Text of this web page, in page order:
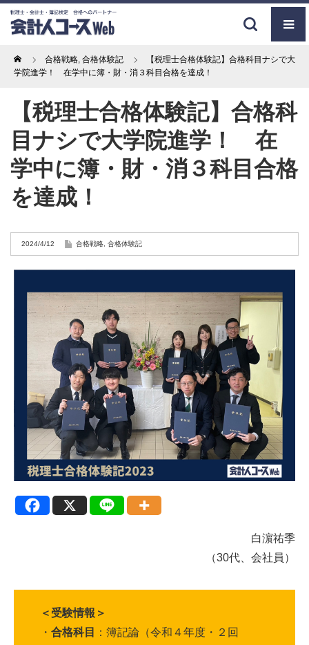
Home 合格戦略, 合格体験記
【税理士合格体験記】合格科目ナシで大
学院進学！ 在学中に簿・財・消３科目合格を達成！
【税理士合格体験記】合格科
目ナシで大学院進学！ 在
学中に簿・財・消３科目合格
を達成！
2024/4/12 合格戦略 合格体験記
白濵祐季
（30代、会社員）
＜受験情報＞
・ 合格科目
：簿記論（令和４年度・２回